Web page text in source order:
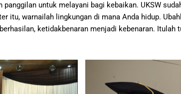
untuk melayani bagi kebaikan. UKSW
itu, warnailah lingkungan di mana Anda hidup.
ketidakbenaran menjadi kebenaran. Itulah